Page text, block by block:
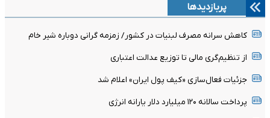
پربازدیدها
کاهش سرانه مصرف لبنیات در کشور/ زمزمه گرانی دوباره شیر خام
از تنظیم‌گری مالی تا توزیع عدالت اعتباری
جزئیات فعال‌سازی «کیف پول ایران» اعلام شد
پرداخت سالانه ۱۲۰ میلیارد دلار یارانه انرژی